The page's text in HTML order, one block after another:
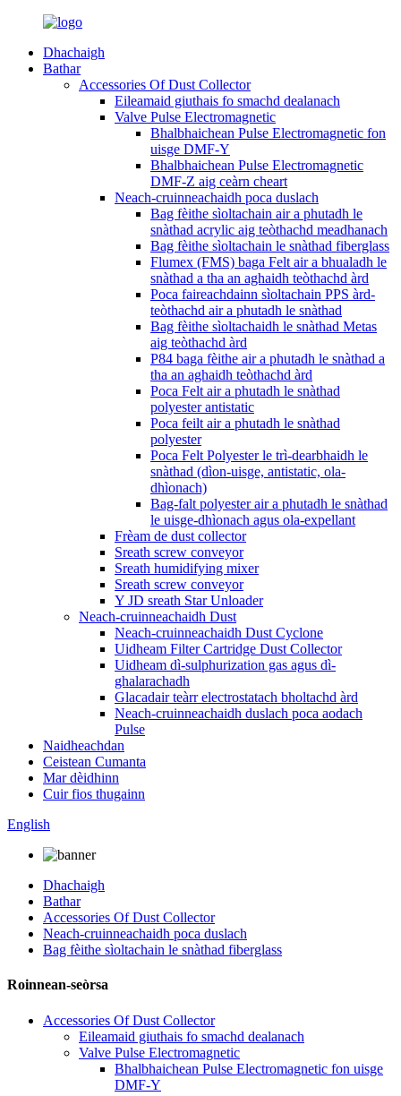
Dhachaigh
Bathar
Accessories Of Dust Collector
Eileamaid giuthais fo smachd dealanach
Valve Pulse Electromagnetic
Bhalbhaichean Pulse Electromagnetic fon
uisge DMF-Y
Bhalbhaichean Pulse Electromagnetic
DMF-Z aig ceàrn cheart
Neach-cruinneachaidh poca duslach
Bag fèithe sìoltachain air a phutadh le
snàthad acrylic aig teòthachd meadhanach
Bag fèithe sìoltachain le snàthad fiberglass
Flumex (FMS) baga Felt air a bhualadh le
snàthad a tha an aghaidh teòthachd àrd
Poca faireachdainn sìoltachain PPS àrd-
teòthachd air a phutadh le snàthad
Bag fèithe sìoltachaidh le snàthad Metas
aig teòthachd àrd
P84 baga fèithe air a phutadh le snàthad a
tha an aghaidh teòthachd àrd
Poca Felt air a phutadh le snàthad
polyester antistatic
Poca feilt air a phutadh le snàthad
polyester
Poca Felt Polyester le trì-dearbhaidh le
snàthad (dìon-uisge, antistatic, ola-
dhìonach)
Bag-falt polyester air a phutadh le snàthad
le uisge-dhìonach agus ola-expellant
Frèam de dust collector
Sreath screw conveyor
Sreath humidifying mixer
Sreath screw conveyor
Y JD sreath Star Unloader
Neach-cruinneachaidh Dust
Neach-cruinneachaidh Dust Cyclone
Uidheam Filter Cartridge Dust Collector
Uidheam dì-sulphurization gas agus dì-
ghalarachadh
Glacadair teàrr electrostatach bholtachd àrd
Neach-cruinneachaidh duslach poca aodach
Pulse
Naidheachdan
Ceistean Cumanta
Mar dèidhinn
Cuir fios thugainn
English
Dhachaigh
Bathar
Accessories Of Dust Collector
Neach-cruinneachaidh poca duslach
Bag fèithe sìoltachain le snàthad fiberglass
Roinnean-seòrsa
Accessories Of Dust Collector
Eileamaid giuthais fo smachd dealanach
Valve Pulse Electromagnetic
Bhalbhaichean Pulse Electromagnetic fon uisge
DMF-Y